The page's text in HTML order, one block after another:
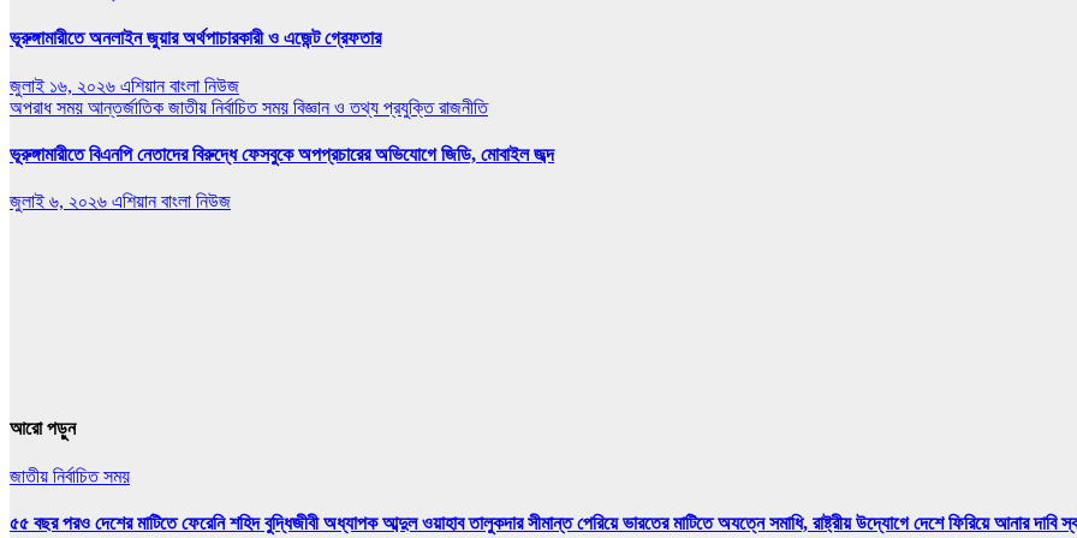
ভূরুঙ্গামারীতে অনলাইন জুয়ার অর্থপাচারকারী ও এজেন্ট গ্রেফতার
জুলাই ১৬, ২০২৬ এশিয়ান বাংলা নিউজ
অপরাধ সময় আন্তর্জাতিক জাতীয় নির্বাচিত সময় বিজ্ঞান ও তথ্য প্রযুক্তিরাজনীতি
ভূরুঙ্গামারীতে বিএনপি নেতাদের বিরুদ্ধে ফেসবুকে অপপ্রচারের অভিযোগে জিডি, মোবাইল জব্দ
জুলাই ৬, ২০২৬ এশিয়ান বাংলা নিউজ
আরো পড়ুন
জাতীয় নির্বাচিত সময়
৫৫ বছর পরও দেশের মাটিতে ফেরেনি শহিদ বুদ্ধিজীবী অধ্যাপক আব্দুল ওয়াহাব তালুকদার সীমান্ত পেরিয়ে ভারতের মাটিতে অযত্নে সমাধি, রাষ্ট্রীয় উদ্যোগে দেশে ফিরিয়ে আনার দাবি